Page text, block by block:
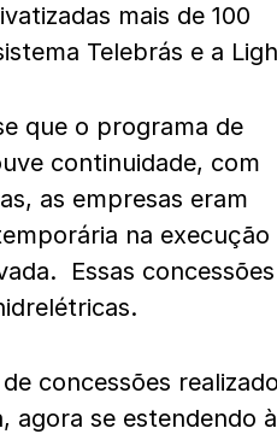
mais de 100
Telebrás e a
que o programa de
continuidade, com
as empresas eram
na execução
Essas concessões
concessões realizado
agora se estendendo